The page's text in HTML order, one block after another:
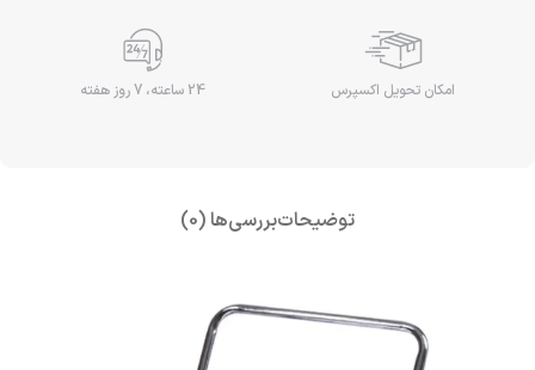
امکان تحویل اکسپرس 24 ساعته، 7 روز هفته
توضیحاتبررسی‌ها (0)